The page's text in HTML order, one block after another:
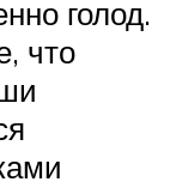
голод.
что